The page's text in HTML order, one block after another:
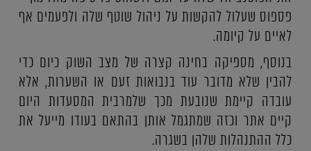
פספוס שעלול להקשות על ניהול שוטף שלה ולפעמים אף
לאיים על קיומה.
בנוסף, מספיקה בחינה קצרה של מצב השוק כיום כדי
להבין שלא מדובר עוד בנבואות זעם או השערות, אלא
עובדה קיימת שנובעת מכך שלמרבית המסעדות היום
קיים אתר וכזה שמתגמל אותן בהתאם בעודו מייעל את
כלל ההתנהלות שלהן בשגרה.